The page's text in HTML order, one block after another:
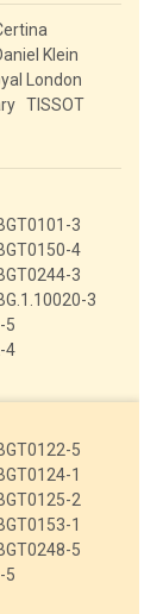
Klein
London
TISSOT
3
4
3
3
5
4
5
1
2
1
5
5